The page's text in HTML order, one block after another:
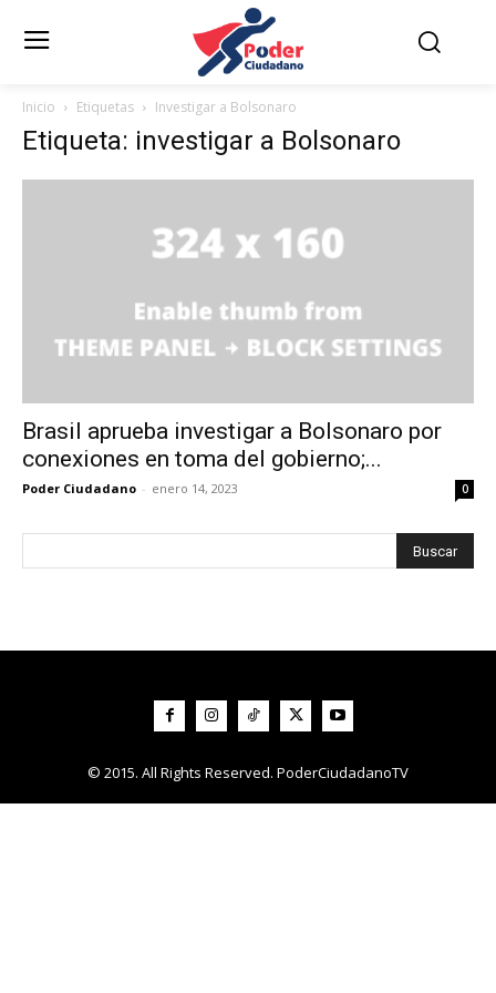
Inicio Etiquetas Investigar a Bolsonaro
Etiqueta: investigar a Bolsonaro
Brasil aprueba investigar a Bolsonaro por
conexiones en toma del gobierno;...
Poder Ciudadano - enero 14, 2023 0
© 2015. All Rights Reserved. PoderCiudadanoTV